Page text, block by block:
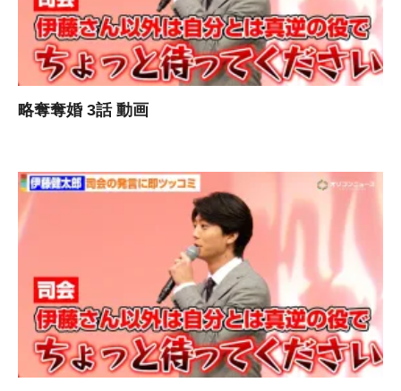
略奪奪婚 3話 動画